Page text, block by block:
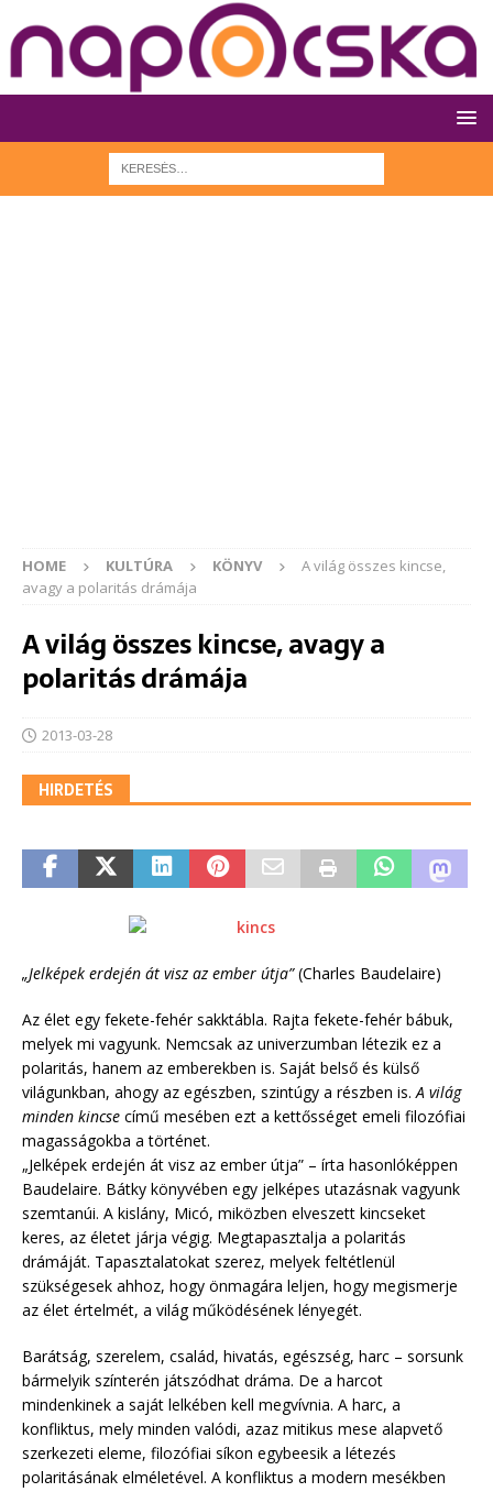
HOME KULTÚRA KÖNYV
A világ összes kincse,
avagy a polaritás drámája
A világ összes kincse, avagy a
polaritás drámája
2013-03-28
HIRDETÉS
„Jelképek erdején át visz az ember útja”(Charles Baudelaire)
Az élet egy fekete-fehér sakktábla. Rajta fekete-fehér bábuk,
melyek mi vagyunk. Nemcsak az univerzumban létezik ez a
polaritás, hanem az emberekben is. Saját belső és külső
világunkban, ahogy az egészben, szintúgy a részben is. A világ
minden kincse című mesében ezt a kettősséget emeli filozófiai
magasságokba a történet.
„Jelképek erdején át visz az ember útja” – írta hasonlóképpen
Baudelaire. Bátky könyvében egy jelképes utazásnak vagyunk
szemtanúi. A kislány, Micó, miközben elveszett kincseket
keres, az életet járja végig. Megtapasztalja a polaritás
drámáját. Tapasztalatokat szerez, melyek feltétlenül
szükségesek ahhoz, hogy önmagára leljen, hogy megismerje
az élet értelmét, a világ működésének lényegét.
Barátság, szerelem, család, hivatás, egészség, harc – sorsunk
bármelyik színterén játszódhat dráma. De a harcot
mindenkinek a saját lelkében kell megvívnia. A harc, a
konfliktus, mely minden valódi, azaz mitikus mese alapvető
szerkezeti eleme, filozófiai síkon egybeesik a létezés
polaritásának elméletével. A konfliktus a modern mesékben